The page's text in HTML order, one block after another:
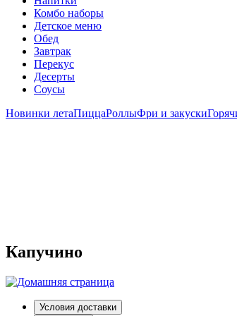
Комбо наборы
Детское меню
Обед
Завтрак
Перекус
Десерты
Соусы
Новинки летаПиццаРоллыФри и закуски
Капучино
Условия доставки